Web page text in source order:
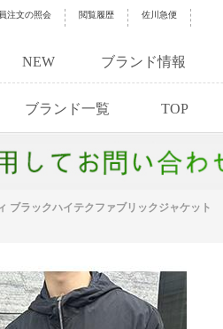
注文の照会 閲覧履歴 佐川急便
NEW ブランド情報
ブランド一覧 TOP
ブラックハイテクファブリックジャケット